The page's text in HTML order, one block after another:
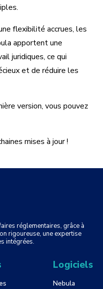
flexibilité accrues, les
apportent une
juridiques, ce qui
et de réduire les
version, vous pouvez
mises à jour !
réglementaires, grâce à
rigoureuse, une expertise
intégrées.
Logiciels
Nebula